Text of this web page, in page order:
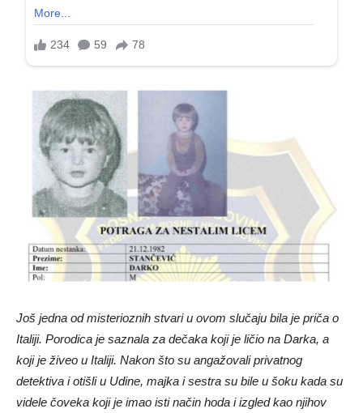
Još jedna od misterioznih stvari u ovom slučaju bila je priča o
Italiji. Porodica je saznala za dečaka koji je ličio na Darka, a
koji je živeo u Italiji. Nakon što su angažovali privatnog
detektiva i otišli u Udine, majka i sestra su bile u šoku kada su
videle čoveka koji je imao isti način hoda i izgled kao njihov